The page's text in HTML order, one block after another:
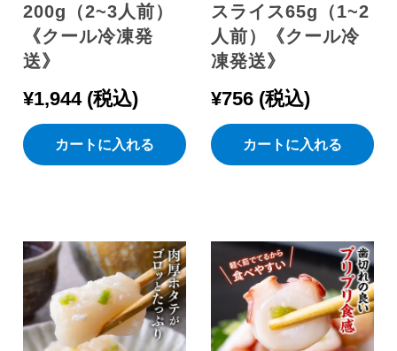
200g（2~3人前）
《クール冷凍発
送》
¥1,944 税込
カートに入れる
スライス65g（1~2
人前）《クール冷
凍発送》
¥756 税込
カートに入れる